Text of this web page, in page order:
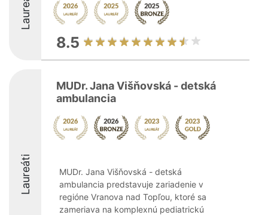
Laureáti
8.5
Laureáti
MUDr. Jana Višňovská - detská
ambulancia
MUDr. Jana Višňovská - detská
ambulancia predstavuje zariadenie v
regióne Vranova nad Topľou, ktoré sa
zameriava na komplexnú pediatrickú